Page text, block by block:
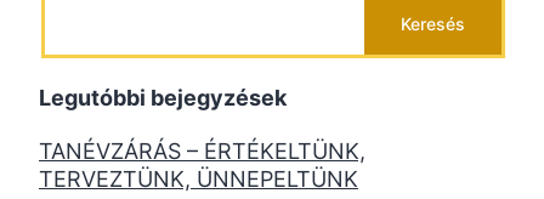
Keresés
Legutóbbi bejegyzések
TANÉVZÁRÁS – ÉRTÉKELTÜNK,
TERVEZTÜNK, ÜNNEPELTÜNK